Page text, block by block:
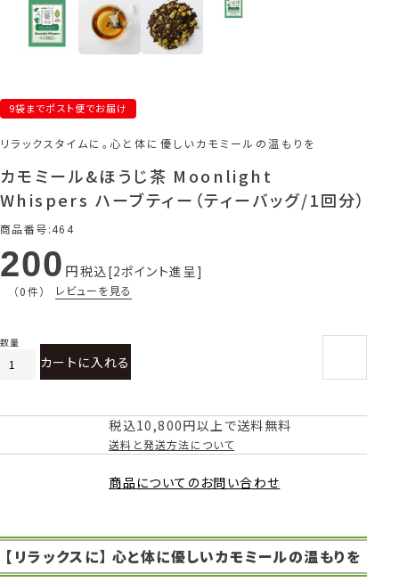
9袋までポスト便でお届け
リラックスタイムに。心と体に優しいカモミールの温もりを
カモミール&ほうじ茶 Moonlight
Whispers ハーブティー（ティーバッグ/1回分）
商品番号 464
200 税込 2ポイント進呈
（0件） レビューを見る
カートに入れる
税込10,800円以上で送料無料
送料と発送方法について
商品についてのお問い合わせ
【リラックスに】 心と体に優しいカモミールの温もりを